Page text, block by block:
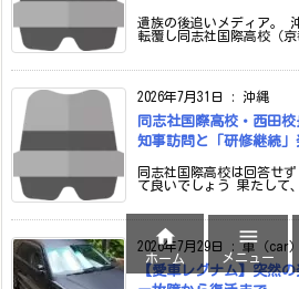
遺族の後追いメディア。
転覆し同志社国際高校（
2026年7月31日 : 沖縄
同志社国際高校・西田
知事訪問と「研修継続」
同志社国際高校は回答せ
て良いでしょう 果たして
2026年7月29日 :車（car）
【愛車レグナム】突然

ホーム

メニュー